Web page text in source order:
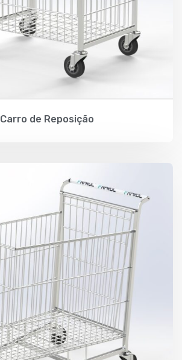
Carro de Reposição